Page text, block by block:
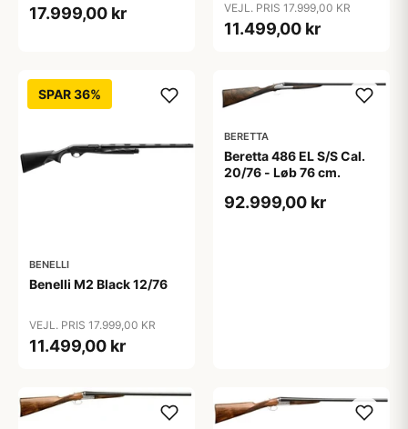
17.999,00 kr VEJL. PRIS 17.999,00 KR
11.499,00 kr
SPAR 36%
BENELLI
Benelli M2 Black 12/76
VEJL. PRIS 17.999,00 KR
11.499,00 kr
BERETTA
Beretta 486 EL S/S Cal.
20/76 - Løb 76 cm.
92.999,00 kr